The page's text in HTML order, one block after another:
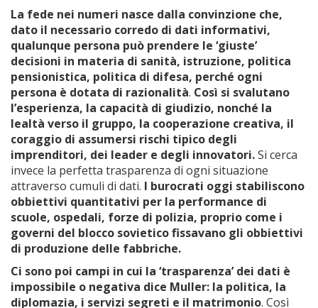
La fede nei numeri nasce dalla convinzione che,
dato il necessario corredo di dati informativi,
qualunque persona può prendere le ‘giuste’
decisioni in materia di sanità, istruzione, politica
pensionistica, politica di difesa, perché ogni
persona è dotata di razionalità. Così si svalutano
l’esperienza, la capacità di giudizio, nonché la
lealtà verso il gruppo, la cooperazione creativa, il
coraggio di assumersi rischi tipico degli
imprenditori, dei leader e degli innovatori.Si cerca
invece la perfetta trasparenza di ogni situazione
attraverso cumuli di dati. I burocrati oggi stabiliscono
obbiettivi quantitativi per la performance di
scuole, ospedali, forze di polizia, proprio come i
governi del blocco sovietico fissavano gli obbiettivi
di produzione delle fabbriche.
Ci sono poi campi in cui la ‘trasparenza’ dei dati è
impossibile o negativa dice Muller: la politica, la
diplomazia, i servizi segreti e il matrimonio. Così